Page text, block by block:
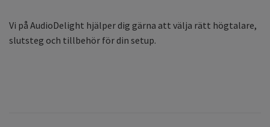
Vi på AudioDelight hjälper dig gärna att välja rätt högtalare,
slutsteg och tillbehör för din setup.